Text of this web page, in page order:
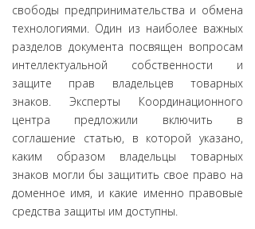
свободы предпринимательства и обмена
технологиями. Один из наиболее важных
разделов документа посвящен вопросам
интеллектуальной собственности и
защите прав владельцев товарных
знаков. Эксперты Координационного
центра предложили включить в
соглашение статью, в которой указано,
каким образом владельцы товарных
знаков могли бы защитить свое право на
доменное имя, и какие именно правовые
средства защиты им доступны.